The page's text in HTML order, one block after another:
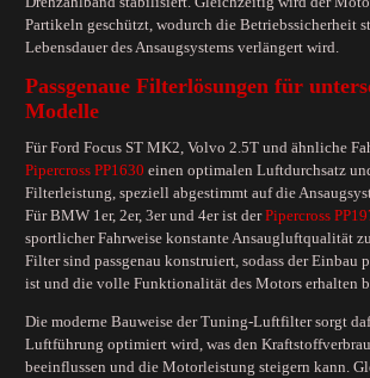
Partikeln geschützt, wodurch die Betriebssicherheit
Lebensdauer des Ansaugsystems verlängert wird.
Passgenaue Filterlösungen für
Modelle
Für Ford Focus ST MK2, Volvo 2.5T und ähnliche
Pipercross PP1630 einen optimalen Luftdurchsatz
Filterleistung, speziell abgestimmt auf die
Für BMW 1er, 2er, 3er und 4er ist derPipercross
sportlicher Fahrweise konstante Ansaugluftqualität
Filter sind passgenau konstruiert, sodass der Einbau
ist und die volle Funktionalität des Motors erhalten
Die moderne Bauweise der Tuning-Luftfilter sorgt
Luftführung optimiert wird, was den
beeinflussen und die Motorleistung steigern kann.